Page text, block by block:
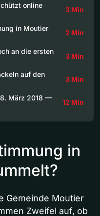
online
3 Min
in Moutier
2 Min
an die ersten
3 Min
auf den
3 Min
März 2018 —
12 Min
in
Gemeinde Moutier
Zweifel auf, ob